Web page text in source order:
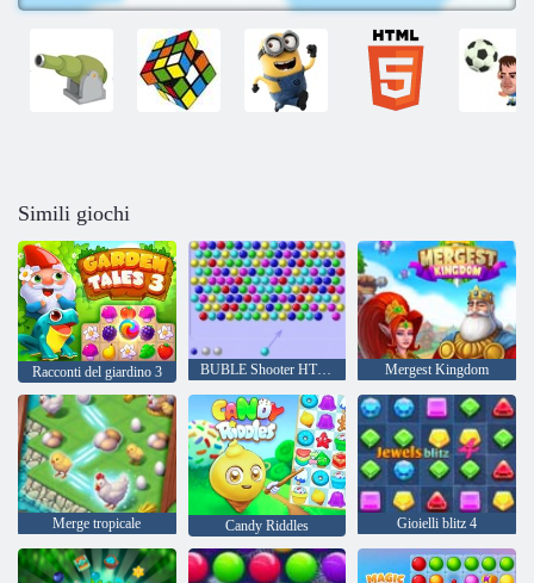
Simili giochi
Racconti del giardino 3 BUBLE Shooter HTML5 Mergest Kingdom
Merge tropicale Candy Riddles Gioielli blitz 4